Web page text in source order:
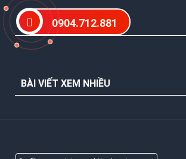
BÀI VIẾT NỖI BẬT
BÀI VIẾT XEM NHIỀU
0904.712.881